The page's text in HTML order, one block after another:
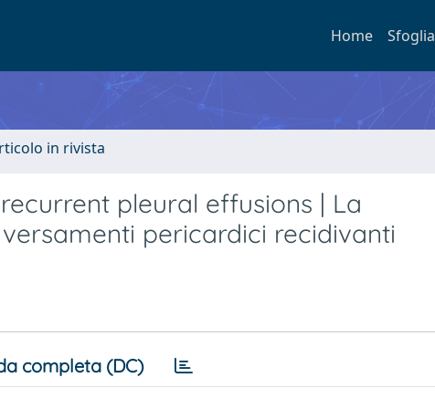
Home Sfoglia
in rivista
pleural effusions | La
pericardici recidivanti
completa (DC)